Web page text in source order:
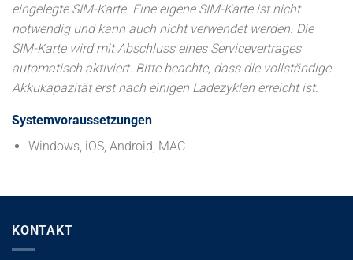
eingelegte SIM-Karte. Eine eigene SIM-Karte ist nicht
notwendig und kann auch nicht verwendet werden. Die
SIM-Karte wird mit Abschluss eines Servicevertrages
automatisch aktiviert. Bitte beachte, dass die vollständige
Akkukapazität erst nach einigen Ladezyklen erreicht ist.
Systemvoraussetzungen
Windows, iOS, Android, MAC
KONTAKT